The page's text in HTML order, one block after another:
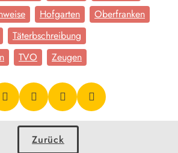
Hofgarten
Oberfranken
Täterbschreibung
TVO Zeugen
Zurück